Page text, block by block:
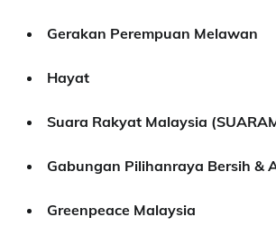
Gerakan Perempuan Melawan
Hayat
Suara Rakyat Malaysia
Gabungan Pilihanraya Bersih &
Greenpeace Malaysia